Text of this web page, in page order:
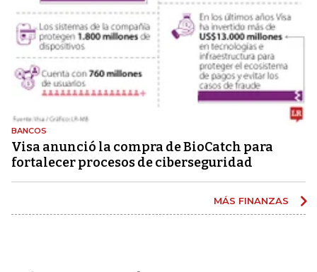
BANCOS
Visa anunció la compra de BioCatch para
fortalecer procesos de ciberseguridad
MÁS FINANZAS